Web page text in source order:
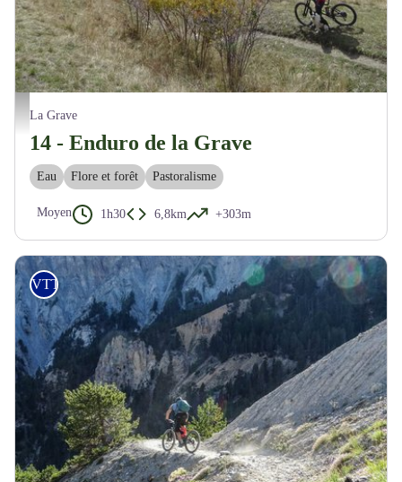
Descente technique sur La Grave - M. Buffet
La Grave
14 - Enduro de la Grave
Eau Flore et forêt Pastoralisme
Moyen 1h30 6,8km +303m
VTT